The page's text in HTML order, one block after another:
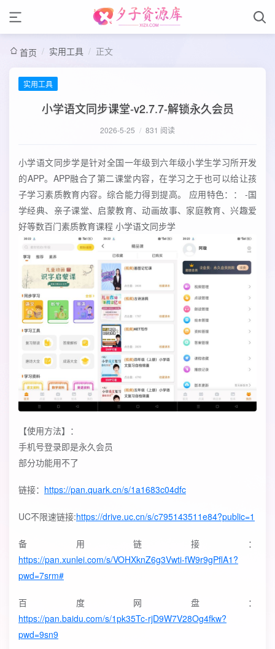
首页 / 实用工具 / 正文
实用工具
小学语文同步课堂-v2.7.7-解锁永久会员
2026-5-25 / 831 阅读
小学语文同步学是针对全国一年级到六年级小学生学习所开发
的APP。APP融合了第二课堂内容，在学习之于也可以给让孩
子学习素质教育内容。综合能力得到提高。 应用特色：： -国
学经典、亲子课堂、启蒙教育、动画故事、家庭教育、兴趣爱
好等数百门素质教育课程 小学语文同步学
【使用方法】：
手机号登录即是永久会员
部分功能用不了
链接： https://pan.quark.cn/s/1a1683c04dfc
UC不限速链接:https://drive.uc.cn/s/c795143511e84?public=1
备用链接：
https://pan.xunlei.com/s/VOHXknZ6g3Vwti-fW9r9gPflA1?
pwd=7srm#
百度网盘：
https://pan.baidu.com/s/1pk35Tc-rjD9W7V28Og4fkw?
pwd=9sn9